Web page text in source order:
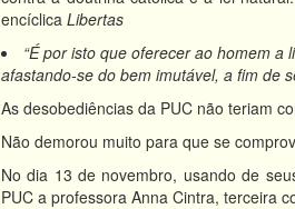
encíclica Libertas
“É por isto que oferecer ao homem
afastando-se do bem imutável, a fim de
As desobediências da PUC não teriam
Não demorou muito para que se
No dia 13 de novembro, usando de
PUC a professora Anna Cintra, terceira